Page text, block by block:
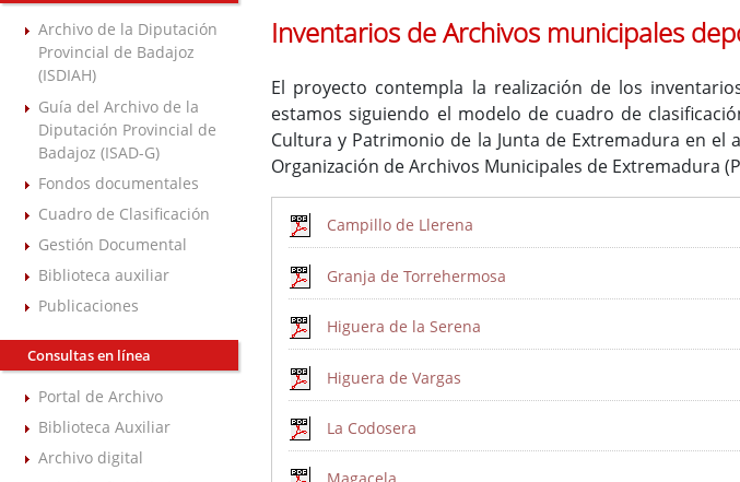
Archivo de la Diputación
Provincial de Badajoz
(ISDIAH)
Guía del Archivo de la
Diputación Provincial de
Badajoz (ISAD-G)
Fondos documentales
Cuadro de Clasificación
Gestión Documental
Biblioteca auxiliar
Publicaciones
Consultas en línea
Portal de Archivo
Biblioteca Auxiliar
Archivo digital
Inventarios de Archivos municipales
El proyecto contempla la realización de los
estamos siguiendo el modelo de cuadro de
Cultura y Patrimonio de la Junta de Extremadura en
Organización de Archivos Municipales de Extremadura
Campillo de Llerena
Granja de Torrehermosa
Higuera de la Serena
Higuera de Vargas
La Codosera